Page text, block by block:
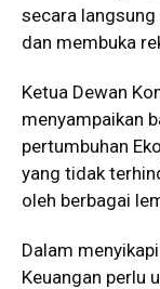
secara
dan membuka
Ketua Dewan
menyampaikan
pertumbuhan
yang tidak
oleh berbagai
Dalam
Keuangan perlu